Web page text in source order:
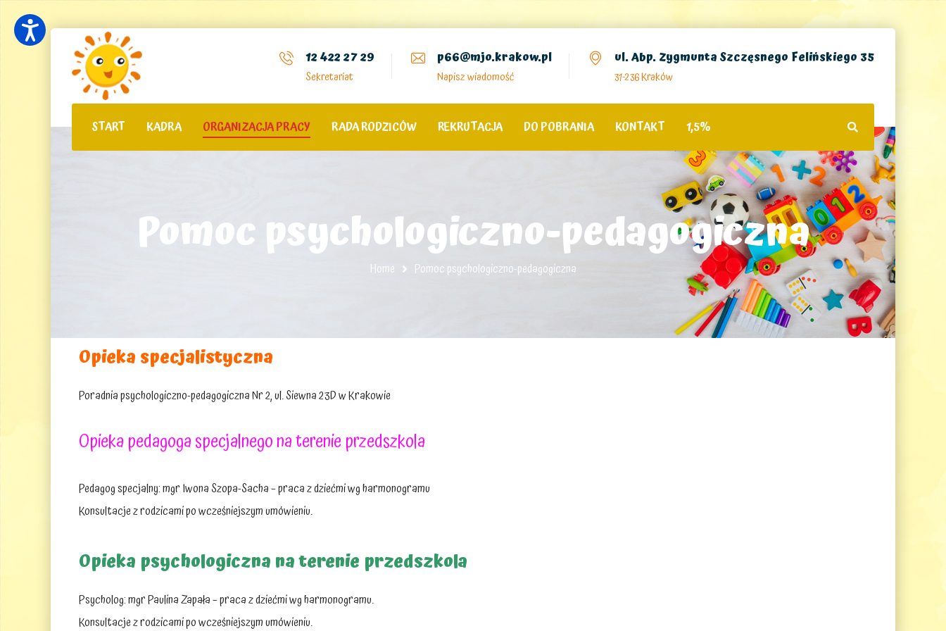
12 422 27 29
Sekretariat
p66@mjo.krakow.pl
Napisz wiadomość
ul. Abp. Zygmunta Szczęsnego Felińskiego 35
31-236 Kraków
START KADRA ORGANIZACJA PRACY RADA RODZICÓW REKRUTACJA DO POBRANIA KONTAKT 1,5%
Pomoc psychologiczno-pedagogiczna
Home Pomoc psychologiczno-pedagogiczna
Opieka specjalistyczna
Poradnia psychologiczno-pedagogiczna Nr 2, ul. Siewna 23D w Krakowie
Opieka pedagoga specjalnego na terenie przedszkola
Pedagog specjalny: mgr Iwona Szopa-Sacha – praca z dziećmi wg harmonogramu
Konsultacje z rodzicami po wcześniejszym umówieniu.
Opieka psychologiczna na terenie przedszkola
Psycholog: mgr Paulina Zapała – praca z dziećmi wg harmonogramu.
Konsultacje z rodzicami po wcześniejszym umówieniu.